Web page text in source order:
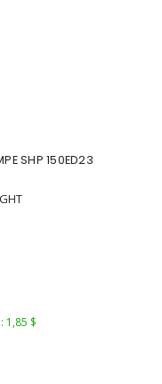
SHP 150ED23
1,85 $